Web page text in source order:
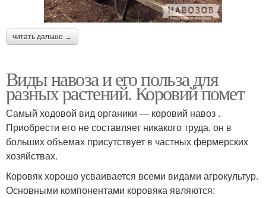
читать дальше →
Виды навоза и его польза для
разных растений. Коровий помет
Самый ходовой вид органики — коровий навоз .
Приобрести его не составляет никакого труда, он в
больших объемах присутствует в частных фермерских
хозяйствах.
Коровяк хорошо усваивается всеми видами агрокультур.
Основными компонентами коровяка являются: